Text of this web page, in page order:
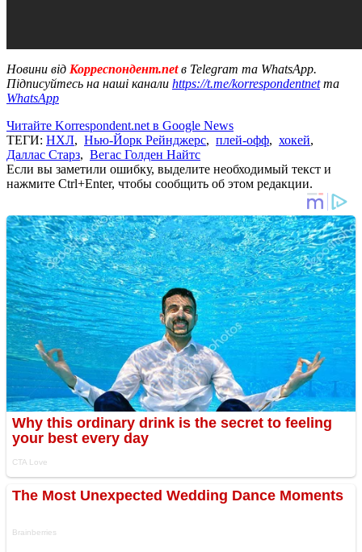
Новини від Корреспондент.netв Telegram та WhatsApp.
Підписуйтесь на наші канали https://t.me/korrespondentnetта
WhatsApp
Читайте Korrespondent.net в Google News
ТЕГИ: НХЛ, Нью-Йорк Рейнджерс, плей-офф, хокей,
Даллас Старз, Вегас Голден Найтс
Если вы заметили ошибку, выделите необходимый текст и
нажмите Ctrl+Enter, чтобы сообщить об этом редакции.